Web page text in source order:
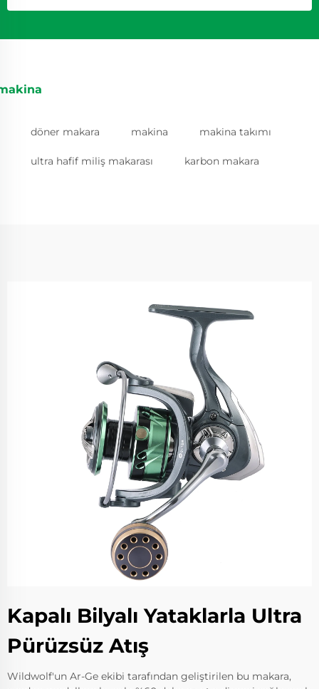
döner makara makina makina takımı
ultra hafif miliş makarası karbon makara
Kapalı Bilyalı Yataklarla Ultra
Pürüzsüz Atış
Wildwolf'un Ar-Ge ekibi tarafından geliştirilen bu makara,